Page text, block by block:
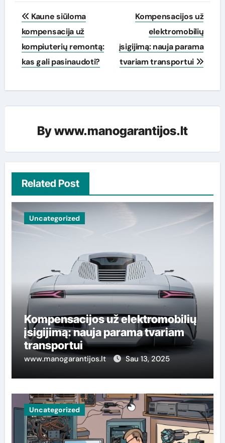
Navigacija
tarp
įrašų
Kaune siūloma
kompensacija už
kompiuterių remontą:
kas gali pasinaudoti?
Kompensacijos už
elektromobilių
įsigijimą: nauja parama
tvariam transportui
Bywww.manogarantijos.lt
Related Post
Uncategorized
Kompensacijos už elektromobilių
įsigijimą: nauja parama tvariam
transportui
www.manogarantijos.lt Sau 13, 2025
Uncategorized